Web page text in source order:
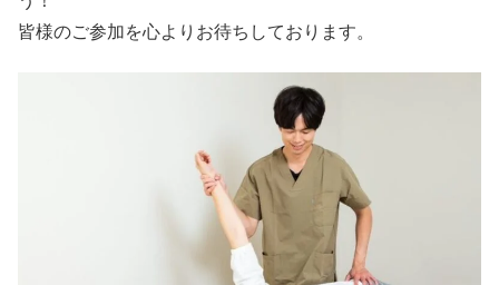
皆様のご参加を心よりお待ちしております。